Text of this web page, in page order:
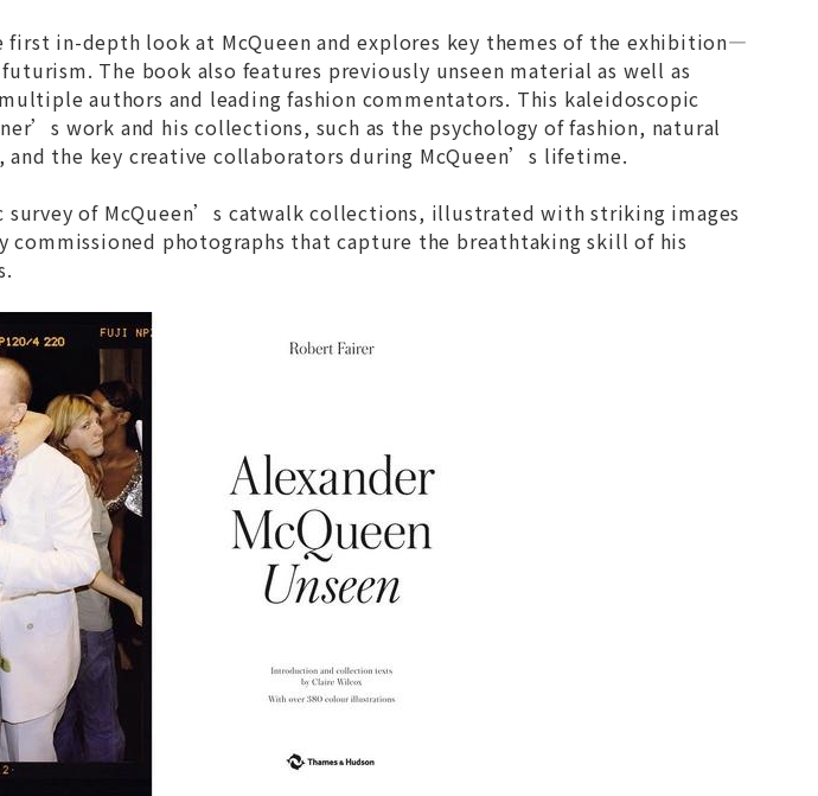
in-depth look at McQueen and explores key themes of the exhibition—
The book also features previously unseen material as well as
authors and leading fashion commentators. This kaleidoscopic
work and his collections, such as the psychology of fashion, natural
the key creative collaborators during McQueen’s lifetime.
survey of McQueen’s catwalk collections, illustrated with striking images
commissioned photographs that capture the breathtaking skill of his